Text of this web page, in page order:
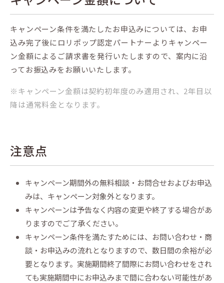
キャンペーン条件を満たしたお申込みについては、お申
込み完了後にロリポップ認定パートナーよりキャンペー
ン金額によるご請求書を発行いたしますので、案内に沿
ってお振込みをお願いいたします。
※キャンペーン金額は契約初年度のみ適用され、2年目以
降は通常料金となります。
注意点
キャンペーン期間外の無料相談・お問合せおよびお申込
みは、キャンペーン対象外となります。
キャンペーンは予告なく内容の変更や終了する場合があ
りますのでご了承ください。
キャンペーン条件を満たすためには、お問い合わせ・商
談・お申込みの流れとなりますので、数日間の余裕が必
要となります。実施期間終了間際にお問い合わせをされ
ても実施期間中にお申込みまで間に合わない可能性があ